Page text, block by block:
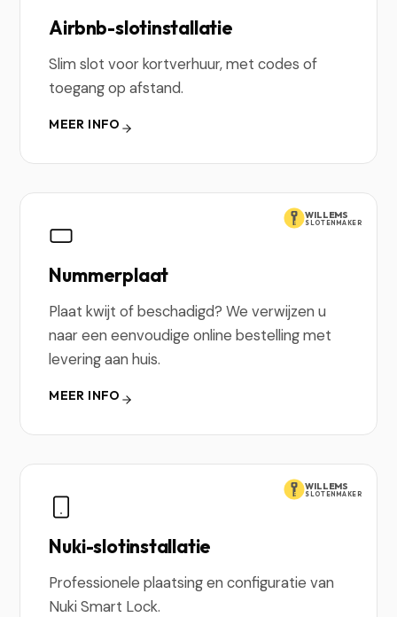
Airbnb-slotinstallatie
Slim slot voor kortverhuur, met codes of
toegang op afstand.
MEER INFO
WILLEMS
SLOTENMAKER
Nummerplaat
Plaat kwijt of beschadigd? We verwijzen u
naar een eenvoudige online bestelling met
levering aan huis.
MEER INFO
WILLEMS
SLOTENMAKER
Nuki-slotinstallatie
Professionele plaatsing en configuratie van
Nuki Smart Lock.